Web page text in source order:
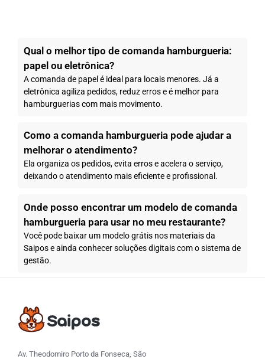
Qual o melhor tipo de comanda hamburgueria:
papel ou eletrônica?
A comanda de papel é ideal para locais menores. Já a
eletrônica agiliza pedidos, reduz erros e é melhor para
hamburguerias com mais movimento.
Como a comanda hamburgueria pode ajudar a
melhorar o atendimento?
Ela organiza os pedidos, evita erros e acelera o serviço,
deixando o atendimento mais eficiente e profissional.
Onde posso encontrar um modelo de comanda
hamburgueria para usar no meu restaurante?
Você pode baixar um modelo grátis nos materiais da
Saipos e ainda conhecer soluções digitais com o sistema de
gestão.
Av. Theodomiro Porto da Fonseca, São